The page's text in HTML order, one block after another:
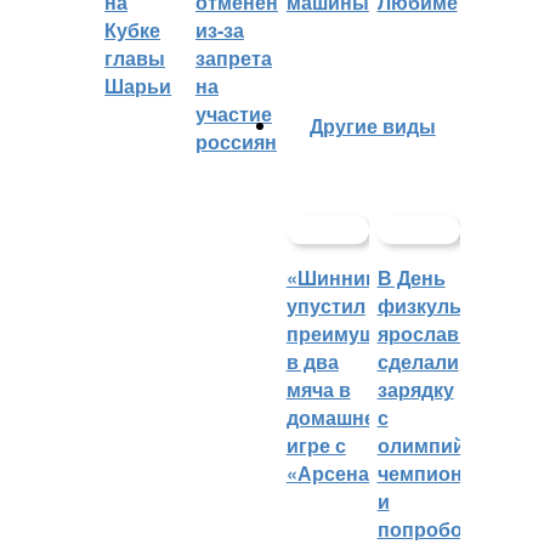
Кубке
главы
Шарьи
из-за
запрета
на
участие
россиян
Другие виды
«Шинник»
упустил
преимущество
в два
мяча в
домашней
игре с
«Арсеналом»
В День
физкультурника
ярославцы
сделали
зарядку
с
олимпийским
чемпионом
и
попробовали